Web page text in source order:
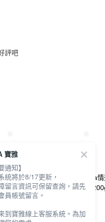
評吧
麝香黑
皂200g
義大利Florinda
羅蘭香氛植皂
寶雅
通知】
統將於8/17更新，
留言資訊可保留查詢，請先
員帳號留言。
到寶雅線上客服系統。為加